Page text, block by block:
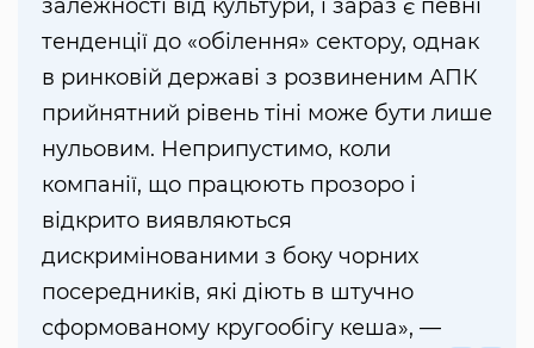
залежності від культури, і зараз є певні
тенденції до «обілення» сектору, однак
в ринковій державі з розвиненим АПК
прийнятний рівень тіні може бути лише
нульовим. Неприпустимо, коли
компанії, що працюють прозоро і
відкрито виявляються
дискримінованими з боку чорних
посередників, які діють в штучно
сформованому кругообігу кеша», —